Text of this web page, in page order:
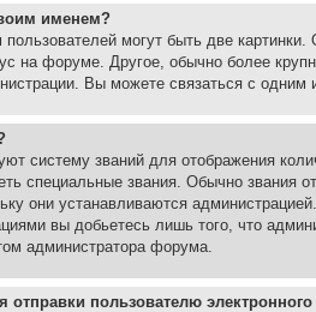
именем?
могут быть две
на форуме. Другое, обычно более
Вы можете связаться с одним
систему званий для отображения
специальные звания. Обычно
они устанавливаются
вы добьетесь лишь того, что
администратора форума.
пользователю